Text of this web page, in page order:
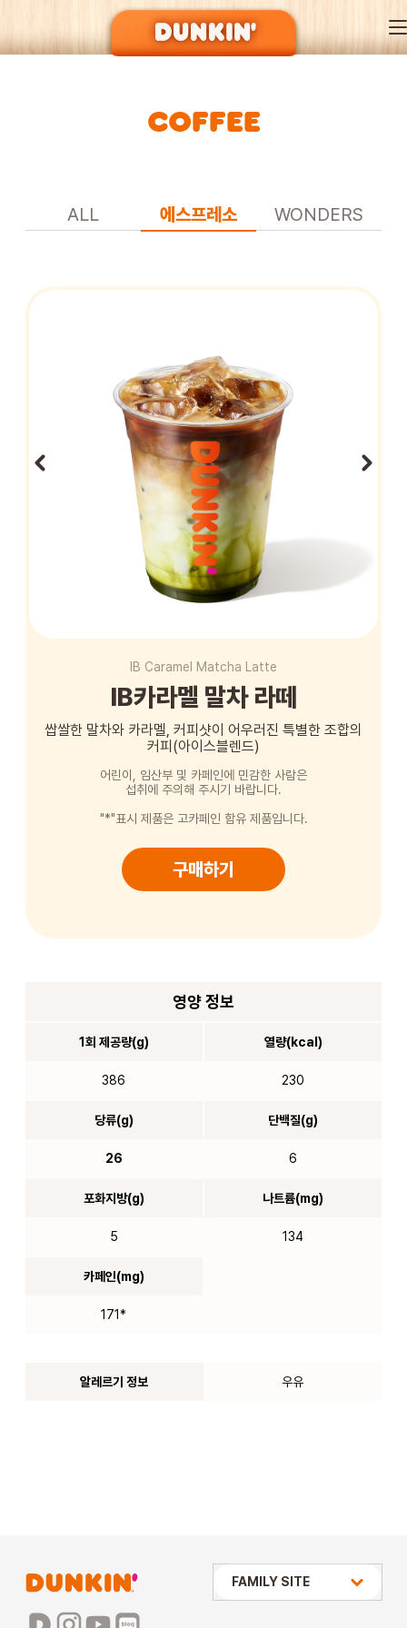
DUNKIN’ OF SEASON
COFFEE
ALL 에스프레소 WONDERS
IB Caramel Matcha Latte
IB카라멜 말차 라떼
쌉쌀한 말차와 카라멜, 커피샷이 어우러진 특별한 조합의
커피(아이스블렌드)
어린이, 임산부 및 카페인에 민감한 사람은
섭취에 주의해 주시기 바랍니다.
"*"표시 제품은 고카페인 함유 제품입니다.
구매하기
영양 정보
1회 제공량(g)
386
열량(kcal)
230
당류(g)
26
단백질(g)
6
포화지방(g)
5
나트륨(mg)
134
카페인(mg)
171*
알레르기 정보 우유
상미당 HOLDINGS
FAMILY SITE